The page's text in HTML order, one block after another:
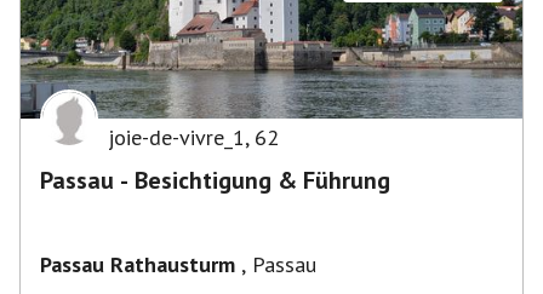
joie-de-vivre_1, 62
Passau - Besichtigung & Führung
Passau Rathausturm , Passau